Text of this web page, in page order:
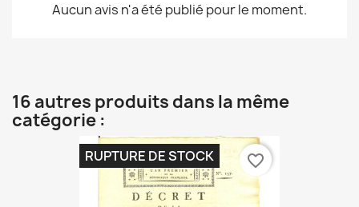
Aucun avis n'a été publié pour le moment.
16 autres produits dans la même
catégorie :
RUPTURE DE STOCK favorite_border